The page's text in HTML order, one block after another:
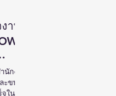
าน
า
นักงาน
ขนาด
จใน